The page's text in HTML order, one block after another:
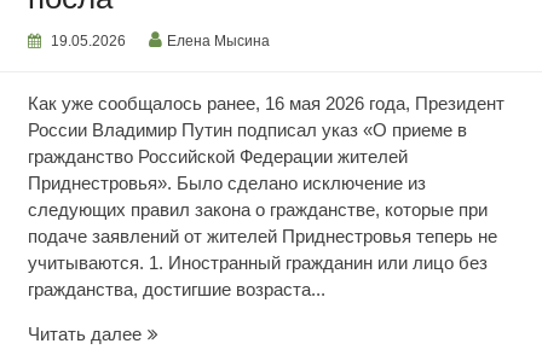
19.05.2026 Елена Мысина
Как уже сообщалось ранее, 16 мая 2026 года, Президент
России Владимир Путин подписал указ «О приеме в
гражданство Российской Федерации жителей
Приднестровья». Было сделано исключение из
следующих правил закона о гражданстве, которые при
подаче заявлений от жителей Приднестровья теперь не
учитываются. 1. Иностранный гражданин или лицо без
гражданства, достигшие возраста...
Читать далееКомментарий